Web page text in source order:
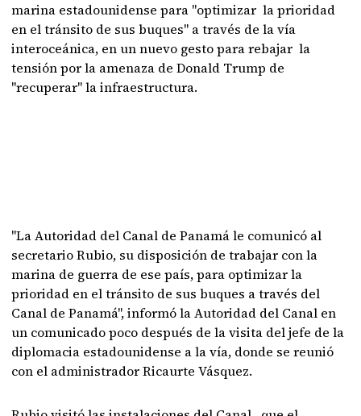
marina estadounidense para "optimizar la prioridad
en el tránsito de sus buques" a través de la vía
interoceánica, en un nuevo gesto para rebajar la
tensión por la amenaza de Donald Trump de
"recuperar" la infraestructura.
"La Autoridad del Canal de Panamá le comunicó al
secretario Rubio, su disposición de trabajar con la
marina de guerra de ese país, para optimizar la
prioridad en el tránsito de sus buques a través del
Canal de Panamá", informó la Autoridad del Canal en
un comunicado poco después de la visita del jefe de la
diplomacia estadounidense a la vía, donde se reunió
con el administrador Ricaurte Vásquez.